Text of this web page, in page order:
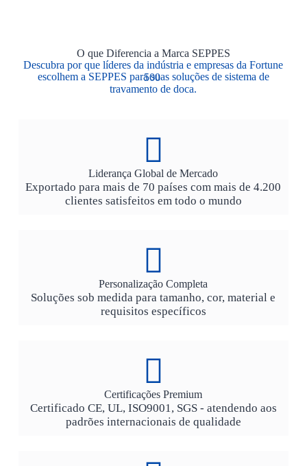
O que Diferencia a Marca SEPPES
Descubra por que líderes da indústria e empresas da Fortune
500
escolhem a SEPPES para suas soluções de sistema de
travamento de doca.
Liderança Global de Mercado
Exportado para mais de 70 países com mais de 4.200
clientes satisfeitos em todo o mundo
Personalização Completa
Soluções sob medida para tamanho, cor, material e
requisitos específicos
Certificações Premium
Certificado CE, UL, ISO9001, SGS - atendendo aos
padrões internacionais de qualidade